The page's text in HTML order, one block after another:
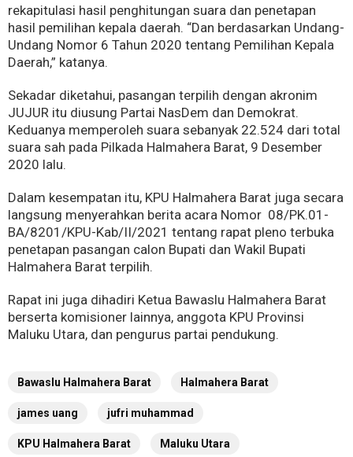
rekapitulasi hasil penghitungan suara dan penetapan
hasil pemilihan kepala daerah. “Dan berdasarkan Undang-
Undang Nomor 6 Tahun 2020 tentang Pemilihan Kepala
Daerah,” katanya.
Sekadar diketahui, pasangan terpilih dengan akronim
JUJUR itu diusung Partai NasDem dan Demokrat.
Keduanya memperoleh suara sebanyak 22.524 dari total
suara sah pada Pilkada Halmahera Barat, 9 Desember
2020 lalu.
Dalam kesempatan itu, KPU Halmahera Barat juga secara
langsung menyerahkan berita acara Nomor 08/PK.01-
BA/8201/KPU-Kab/II/2021 tentang rapat pleno terbuka
penetapan pasangan calon Bupati dan Wakil Bupati
Halmahera Barat terpilih.
Rapat ini juga dihadiri Ketua Bawaslu Halmahera Barat
berserta komisioner lainnya, anggota KPU Provinsi
Maluku Utara, dan pengurus partai pendukung.
Bawaslu Halmahera Barat Halmahera Barat
james uang jufri muhammad
KPU Halmahera Barat Maluku Utara